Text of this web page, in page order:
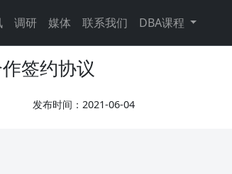
调研 媒体 联系我们 DBA课程
签约协议
发布时间：2021-06-04